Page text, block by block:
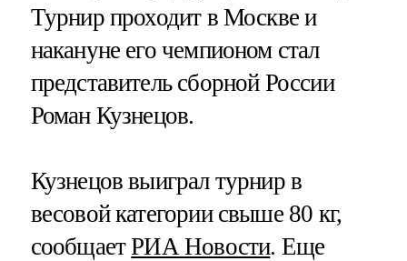
Турнир проходит в Москве и
накануне его чемпионом стал
представитель сборной России
Роман Кузнецов.
Кузнецов выиграл турнир в
весовой категории свыше 80 кг,
сообщаетРИА Новости. Еще